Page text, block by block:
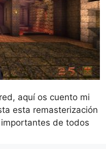
aquí os cuento mi
esta remasterización
de todos